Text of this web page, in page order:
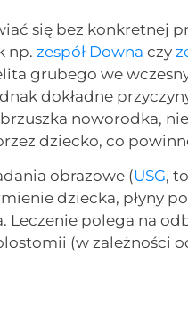
się bez konkretnej
np.zespół Downa czy
grubego we
dokładne
noworodka,
dziecko, co
obrazowe (USG,
dziecka, płyny
Leczenie polega na
(w zależności